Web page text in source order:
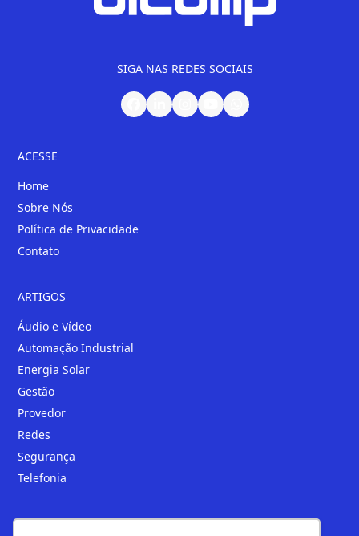
SIGA NAS REDES SOCIAIS
ACESSE
Home
Sobre Nós
Política de Privacidade
Contato
ARTIGOS
Áudio e Vídeo
Automação Industrial
Energia Solar
Gestão
Provedor
Redes
Segurança
Telefonia